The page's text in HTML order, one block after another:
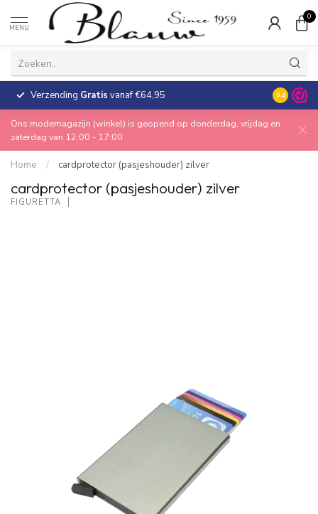
MENU
0
Verzending Gratis vanaf €64,95 30 dagen
9.4
Ons modemagazijn (winkel) is geopend op donderdag, vrijdag en
zaterdag van 12:00 - 17:00
Home / cardprotector (pasjeshouder) zilver
cardprotector (pasjeshouder) zilver
FIGURETTA